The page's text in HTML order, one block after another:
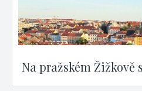
Na pražském Žižkově